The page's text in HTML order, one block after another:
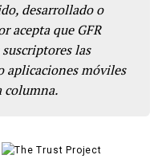
desarrollado o
acepta que GFR
las
aplicaciones móviles
columna.